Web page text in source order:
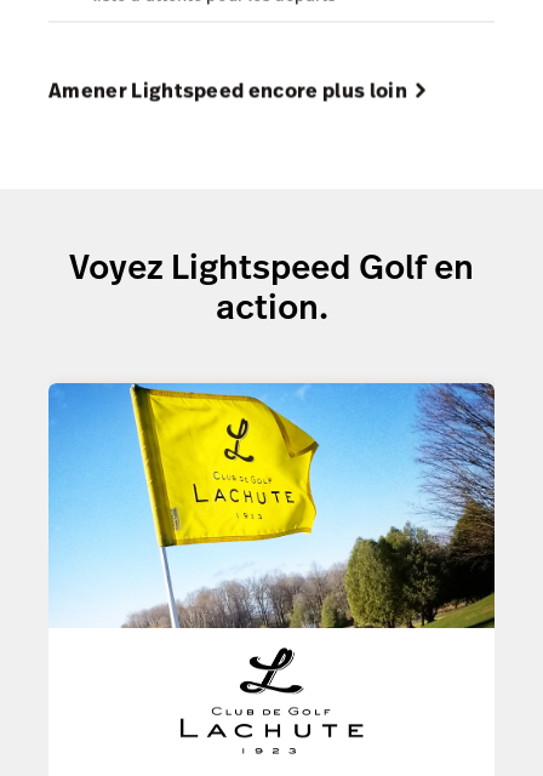
Amener Lightspeed encore plus loin
Voyez Lightspeed Golf en
action.